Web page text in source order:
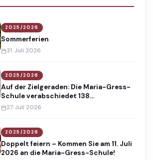
2025/2026
Sommerferien
31. Juli 2026
2025/2026
Auf der Zielgeraden: Die Maria-Gress-
Schule verabschiedet 138
Absolventinnen und Absolventen
27. Juli 2026
2025/2026
Doppelt feiern – Kommen Sie am 11. Juli
2026 an die Maria-Gress-Schule!